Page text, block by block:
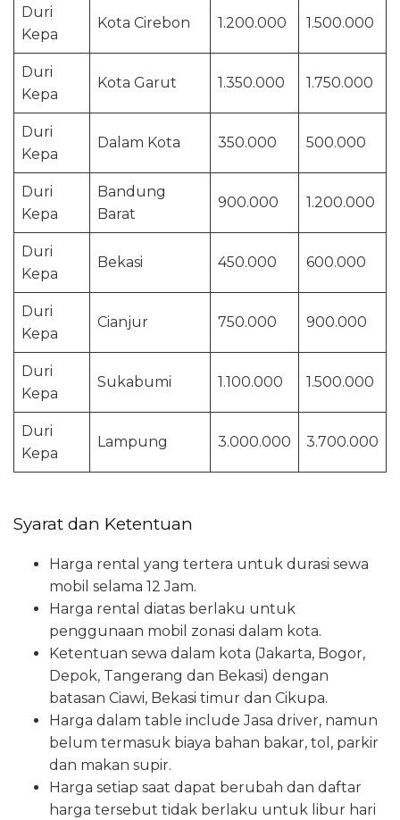
Duri
Kepa
Kota Cirebon 1.200.000 1.500.000
Duri
Kepa
Kota Garut 1.350.000 1.750.000
Duri
Kepa
Dalam Kota 350.000 500.000
Duri
Kepa
Bandung
Barat
900.000 1.200.000
Duri
Kepa
Bekasi 450.000 600.000
Duri
Kepa
Cianjur 750.000 900.000
Duri
Kepa
Sukabumi 1.100.000 1.500.000
Duri
Kepa
Lampung 3.000.000 3.700.000
Syarat dan Ketentuan
Harga rental yang tertera untuk durasi sewa
mobil selama 12 Jam.
Harga rental diatas berlaku untuk
penggunaan mobil zonasi dalam kota.
Ketentuan sewa dalam kota (Jakarta, Bogor,
Depok, Tangerang dan Bekasi) dengan
batasan Ciawi, Bekasi timur dan Cikupa.
Harga dalam table include Jasa driver, namun
belum termasuk biaya bahan bakar, tol, parkir
dan makan supir.
Harga setiap saat dapat berubah dan daftar
harga tersebut tidak berlaku untuk libur hari